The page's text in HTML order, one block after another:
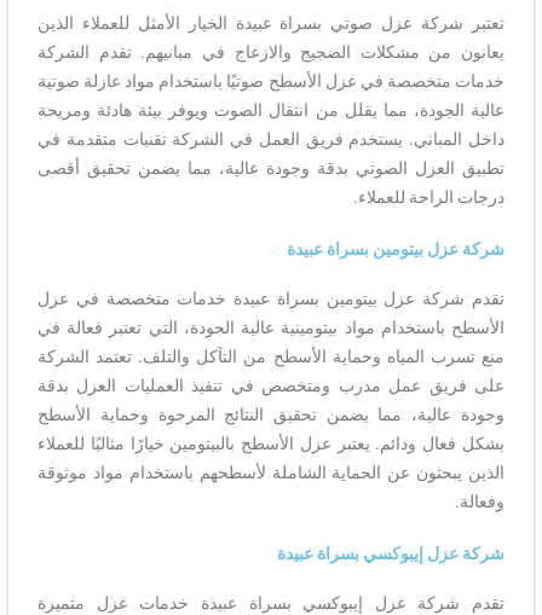
تعتبر شركة عزل صوتي بسراة عبيدة الخيار الأمثل للعملاء الذين
يعانون من مشكلات الضجيج والازعاج في مبانيهم. تقدم الشركة
خدمات متخصصة في عزل الأسطح صوتيًا باستخدام مواد عازلة صوتية
عالية الجودة، مما يقلل من انتقال الصوت ويوفر بيئة هادئة ومريحة
داخل المباني. يستخدم فريق العمل في الشركة تقنيات متقدمة في
تطبيق العزل الصوتي بدقة وجودة عالية، مما يضمن تحقيق أقصى
درجات الراحة للعملاء.
شركة عزل بيتومين بسراة عبيدة
تقدم شركة عزل بيتومين بسراة عبيدة خدمات متخصصة في عزل
الأسطح باستخدام مواد بيتومينية عالية الجودة، التي تعتبر فعالة في
منع تسرب المياه وحماية الأسطح من التآكل والتلف. تعتمد الشركة
على فريق عمل مدرب ومتخصص في تنفيذ العمليات العزل بدقة
وجودة عالية، مما يضمن تحقيق النتائج المرجوة وحماية الأسطح
بشكل فعال ودائم. يعتبر عزل الأسطح بالبيتومين خيارًا مثاليًا للعملاء
الذين يبحثون عن الحماية الشاملة لأسطحهم باستخدام مواد موثوقة
وفعالة.
شركة عزل إيبوكسي بسراة عبيدة
تقدم شركة عزل إيبوكسي بسراة عبيدة خدمات عزل متميزة